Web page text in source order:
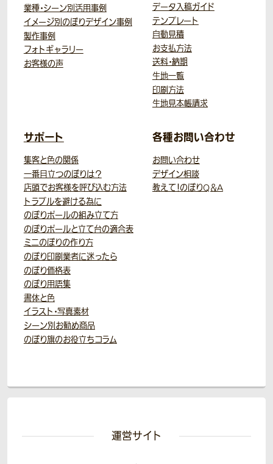
業種・シーン別活用事例
イメージ別のぼりデザイン事例
製作事例
フォトギャラリー
お客様の声
データ入稿ガイド
テンプレート
自動見積
お支払方法
送料・納期
生地一覧
印刷方法
生地見本帳請求
サポート
集客と色の関係
一番目立つのぼりは？
店頭でお客様を呼び込む方法
トラブルを避ける為に
のぼりポールの組み立て方
のぼりポールと立て台の適合表
ミニのぼりの作り方
のぼり印刷業者に迷ったら
のぼり価格表
のぼり用語集
書体と色
イラスト・写真素材
シーン別お勧め商品
のぼり旗のお役立ちコラム
各種お問い合わせ
お問い合わせ
デザイン相談
教えて！のぼりQ＆A
運営サイト